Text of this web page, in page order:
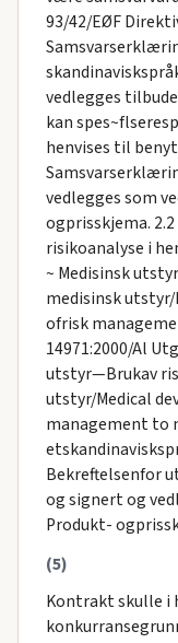
93/42/EØF
vedlegges
kan
henvises til
vedlegges som
ogprisskjema.
risikoanalyse i
~ Medisinsk
medisinsk
ofrisk
14971:2000/Al
utstyr—Brukav
utstyr/Medical
management to
Bekreftelsenfor
og signert og
Produkt-
(5)
Kontrakt skulle i